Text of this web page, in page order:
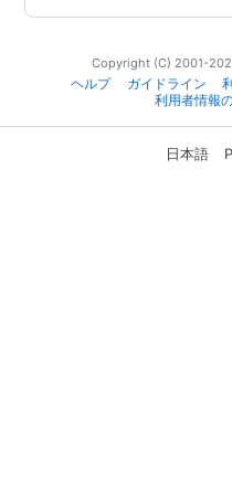
Copyright (C) 2001-
ヘルプ
ガイドライン
利用者情報
日本語